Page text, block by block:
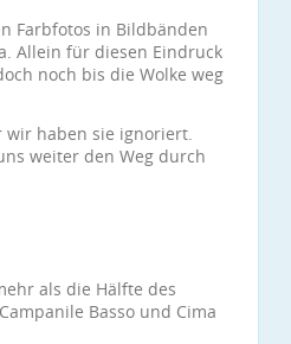
Farbfotos in Bildbänden
Allein für diesen Eindruck
noch bis die Wolke weg
wir haben sie ignoriert.
weiter den Weg durch
als die Hälfte des
Basso und Cima